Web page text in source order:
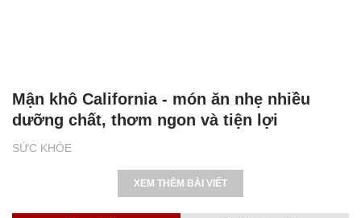
SỨC KHỎE
Mận khô California - món ăn nhẹ nhiều
dưỡng chất, thơm ngon và tiện lợi
XEM THÊM BÀI VIẾT